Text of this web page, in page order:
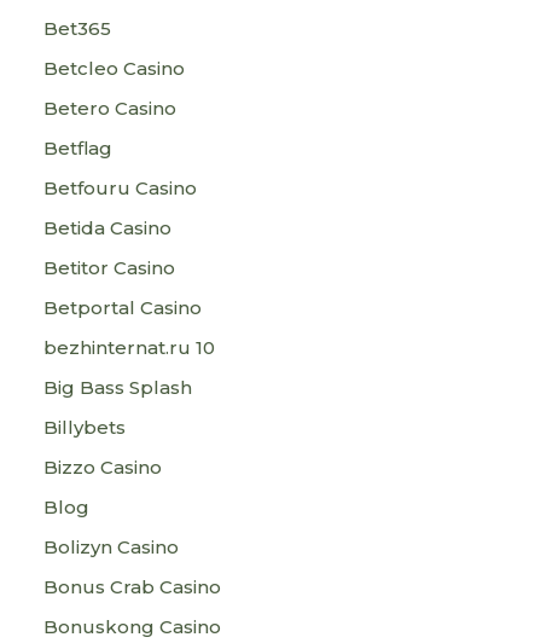
Bet365
Betcleo Casino
Betero Casino
Betflag
Betfouru Casino
Betida Casino
Betitor Casino
Betportal Casino
bezhinternat.ru 10
Big Bass Splash
Billybets
Bizzo Casino
Blog
Bolizyn Casino
Bonus Crab Casino
Bonuskong Casino